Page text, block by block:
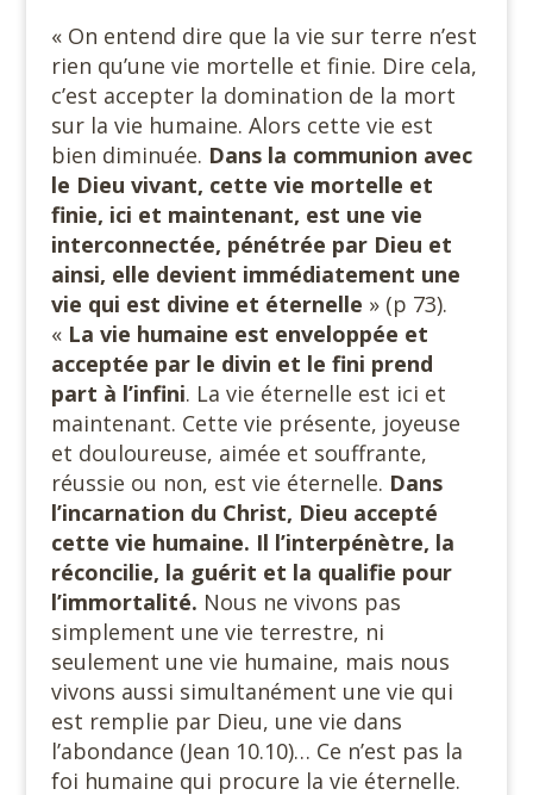
« On entend dire que la vie sur terre n’est
rien qu’une vie mortelle et finie. Dire cela,
c’est accepter la domination de la mort
sur la vie humaine. Alors cette vie est
bien diminuée. Dans la communion avec
le Dieu vivant, cette vie mortelle et
finie, ici et maintenant, est une vie
interconnectée, pénétrée par Dieu et
ainsi, elle devient immédiatement une
vie qui est divine et éternelle » (p 73).
« La vie humaine est enveloppée et
acceptée par le divin et le fini prend
part à l’infini. La vie éternelle est ici et
maintenant. Cette vie présente, joyeuse
et douloureuse, aimée et souffrante,
réussie ou non, est vie éternelle. Dans
l’incarnation du Christ, Dieu accepté
cette vie humaine. Il l’interpénètre, la
réconcilie, la guérit et la qualifie pour
l’immortalité. Nous ne vivons pas
simplement une vie terrestre, ni
seulement une vie humaine, mais nous
vivons aussi simultanément une vie qui
est remplie par Dieu, une vie dans
l’abondance (Jean 10.10)… Ce n’est pas la
foi humaine qui procure la vie éternelle.